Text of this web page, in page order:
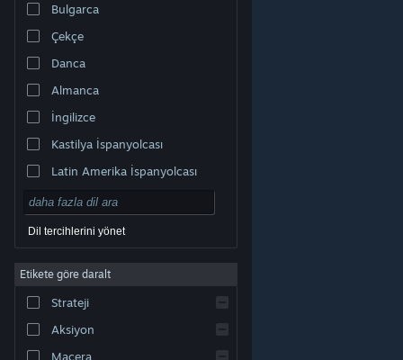
markalar, ABD ve diğer ülkelerde ilgili sahiplerinin
Erişilebilirlik |
Çerezler
Bulgarca
Çekçe
Danca
Almanca
İngilizce
Kastilya İspanyolcası
Latin Amerika İspanyolcası
Dil tercihlerini yönet
Etikete göre daralt
Strateji
Aksiyon
Macera